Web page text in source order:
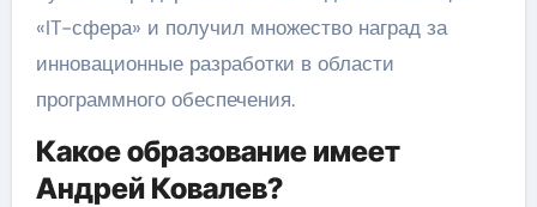
«IT-сфера» и получил множество наград за
инновационные разработки в области
программного обеспечения.
Какое образование имеет
Андрей Ковалев?